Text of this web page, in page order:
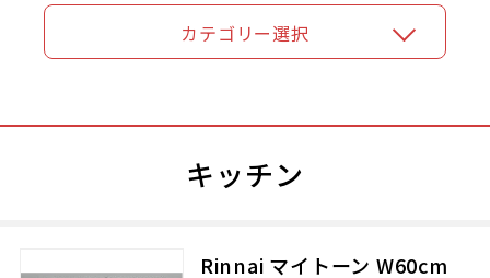
カテゴリー選択
キッチン
Rinnai マイトーン W60cm